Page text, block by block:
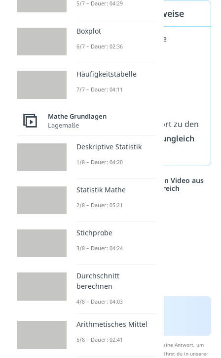
Alternative Schreibweise
Es gibt auch eine zweite
Möglichkeit, dieselbe
aufzuschreiben:
Das liest du so: „
gehört zu den
ungleich
1.“
Studyflix vernetzt: Hier ein Video aus
einem anderen Bereich
Nach Beantwortung speichern wir deine Antwort, um
Studyflix zu verbessern. Mehr dazu erfährst du in unserer
5/7 – Dauer: 04:29
Boxplot
6/7 – Dauer: 02:36
Häufigkeitstabelle
7/7 – Dauer: 04:11
Mathe Grundlagen
Lagemaße
Deskriptive Statistik
1/8 – Dauer: 04:20
Statistik Mathe
2/8 – Dauer: 05:21
Stichprobe
3/8 – Dauer: 04:24
Durchschnitt
berechnen
4/8 – Dauer: 04:03
Arithmetisches Mittel
5/8 – Dauer: 02:41